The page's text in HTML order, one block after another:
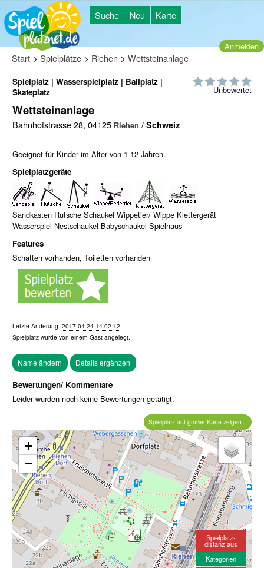
Suche Neu Karte
Anmelden
Start > Spielplätze > Riehen > Wettsteinanlage
Unbewertet
Spielplatz | Wasserspielplatz | Ballplatz |
Skateplatz
Wettsteinanlage
Bahnhofstrasse 28, 04125 Riehen / Schweiz
Geeignet für Kinder im Alter von 1-12 Jahren.
Spielplatzgeräte
Sandkasten Rutsche Schaukel Wippetier/ Wippe Klettergerät
Wasserspiel Nestschaukel Babyschaukel Spielhaus
Features
Schatten vorhanden, Toiletten vorhanden
Letzte Änderung: 2017-04-24 14:02:12
Spielplatz wurde von einem Gast angelegt.
Bewertungen/ Kommentare
Leider wurden noch keine Bewertungen getätigt.
Spielplatz auf großer Karte zeigen...
+
−
Spielplatz-
distanz aus
Kategorien